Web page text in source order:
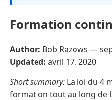
Formation
Author: Bob Razows —
Updated: avril 17, 2020
Short summary: La loi du 4
formation tout au long de